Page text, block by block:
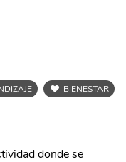
BIENESTAR
donde se